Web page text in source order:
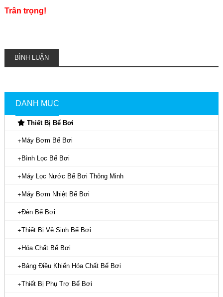
Trân trọng!
BÌNH LUẬN
DANH MỤC
Thiết Bị Bể Bơi
Máy Bơm Bể Bơi
Bình Lọc Bể Bơi
Máy Lọc Nước Bể Bơi Thông Minh
Máy Bơm Nhiệt Bể Bơi
Đèn Bể Bơi
Thiết Bị Vệ Sinh Bể Bơi
Hóa Chất Bể Bơi
Bảng Điều Khiển Hóa Chất Bể Bơi
Thiết Bị Phụ Trợ Bể Bơi